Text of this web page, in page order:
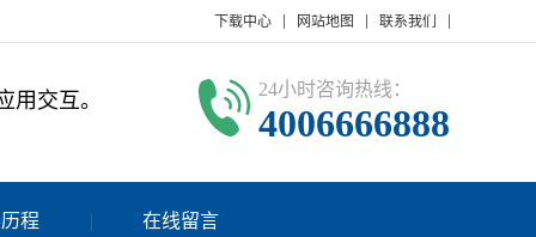
下载中心 网站地图 联系我们
交互。 24小时咨询热线：
4006666888
程 在线留言